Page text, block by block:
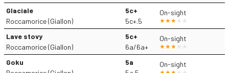
Glaciale
Roccamorice (Giallon)
5c+
5c+.5
On-sight
Lave stovy
Roccamorice (Giallon)
5c+
6a/6a+
On-sight
Goku
5a
On-sight